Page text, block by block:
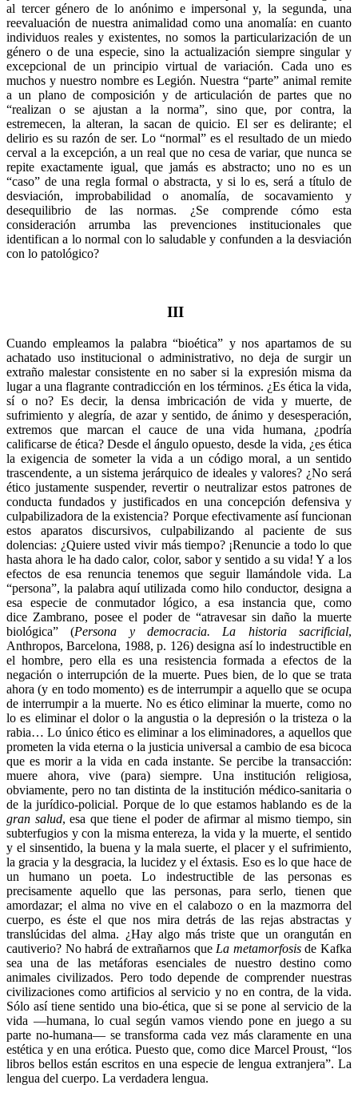
al tercer género de lo anónimo e impersonal y, la segunda, una
reevaluación de nuestra animalidad como una anomalía: en cuanto
individuos reales y existentes, no somos la particularización de un
género o de una especie, sino la actualización siempre singular y
excepcional de un principio virtual de variación. Cada uno es
muchos y nuestro nombre es Legión. Nuestra “parte” animal remite
a un plano de composición y de articulación de partes que no
“realizan o se ajustan a la norma”, sino que, por contra, la
estremecen, la alteran, la sacan de quicio. El ser es delirante; el
delirio es su razón de ser. Lo “normal” es el resultado de un miedo
cerval a la excepción, a un real que no cesa de variar, que nunca se
repite exactamente igual, que jamás es abstracto; uno no es un
“caso” de una regla formal o abstracta, y si lo es, será a título de
desviación, improbabilidad o anomalía, de socavamiento y
desequilibrio de las normas. ¿Se comprende cómo esta
consideración arrumba las prevenciones institucionales que
identifican a lo normal con lo saludable y confunden a la desviación
con lo patológico?
III
Cuando empleamos la palabra “bioética” y nos apartamos de su
achatado uso institucional o administrativo, no deja de surgir un
extraño malestar consistente en no saber si la expresión misma da
lugar a una flagrante contradicción en los términos. ¿Es ética la vida,
sí o no? Es decir, la densa imbricación de vida y muerte, de
sufrimiento y alegría, de azar y sentido, de ánimo y desesperación,
extremos que marcan el cauce de una vida humana, ¿podría
calificarse de ética? Desde el ángulo opuesto, desde la vida, ¿es ética
la exigencia de someter la vida a un código moral, a un sentido
trascendente, a un sistema jerárquico de ideales y valores? ¿No será
ético justamente suspender, revertir o neutralizar estos patrones de
conducta fundados y justificados en una concepción defensiva y
culpabilizadora de la existencia? Porque efectivamente así funcionan
estos aparatos discursivos, culpabilizando al paciente de sus
dolencias: ¿Quiere usted vivir más tiempo? ¡Renuncie a todo lo que
hasta ahora le ha dado calor, color, sabor y sentido a su vida! Y a los
efectos de esa renuncia tenemos que seguir llamándole vida. La
“persona”, la palabra aquí utilizada como hilo conductor, designa a
esa especie de conmutador lógico, a esa instancia que, como
dice Zambrano, posee el poder de “atravesar sin daño la muerte
biológica” (Persona y democracia. La historia sacrificial,
Anthropos, Barcelona, 1988, p. 126) designa así lo indestructible en
el hombre, pero ella es una resistencia formada a efectos de la
negación o interrupción de la muerte. Pues bien, de lo que se trata
ahora (y en todo momento) es de interrumpir a aquello que se ocupa
de interrumpir a la muerte. No es ético eliminar la muerte, como no
lo es eliminar el dolor o la angustia o la depresión o la tristeza o la
rabia… Lo único ético es eliminar a los eliminadores, a aquellos que
prometen la vida eterna o la justicia universal a cambio de esa bicoca
que es morir a la vida en cada instante. Se percibe la transacción:
muere ahora, vive (para) siempre. Una institución religiosa,
obviamente, pero no tan distinta de la institución médico-sanitaria o
de la jurídico-policial. Porque de lo que estamos hablando es de la
gran salud, esa que tiene el poder de afirmar al mismo tiempo, sin
subterfugios y con la misma entereza, la vida y la muerte, el sentido
y el sinsentido, la buena y la mala suerte, el placer y el sufrimiento,
la gracia y la desgracia, la lucidez y el éxtasis. Eso es lo que hace de
un humano un poeta. Lo indestructible de las personas es
precisamente aquello que las personas, para serlo, tienen que
amordazar; el alma no vive en el calabozo o en la mazmorra del
cuerpo, es éste el que nos mira detrás de las rejas abstractas y
translúcidas del alma. ¿Hay algo más triste que un orangután en
cautiverio? No habrá de extrañarnos que La metamorfosisde Kafka
sea una de las metáforas esenciales de nuestro destino como
animales civilizados. Pero todo depende de comprender nuestras
civilizaciones como artificios al servicio y no en contra, de la vida.
Sólo así tiene sentido una bio-ética, que si se pone al servicio de la
vida —humana, lo cual según vamos viendo pone en juego a su
parte no-humana— se transforma cada vez más claramente en una
estética y en una erótica. Puesto que, como dice Marcel Proust, “los
libros bellos están escritos en una especie de lengua extranjera”. La
lengua del cuerpo. La verdadera lengua.